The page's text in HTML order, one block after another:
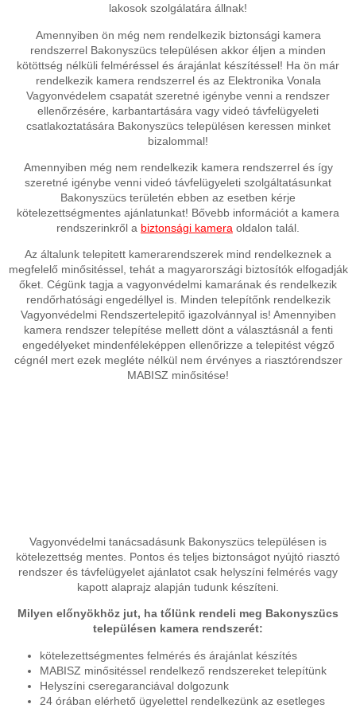
lakosok szolgálatára állnak!
Amennyiben ön még nem rendelkezik biztonsági kamera
rendszerrel Bakonyszücs településen akkor éljen a minden
kötöttség nélküli felméréssel és árajánlat készítéssel! Ha ön már
rendelkezik kamera rendszerrel és az Elektronika Vonala
Vagyonvédelem csapatát szeretné igénybe venni a rendszer
ellenőrzésére, karbantartására vagy videó távfelügyeleti
csatlakoztatására Bakonyszücs településen keressen minket
bizalommal!
Amennyiben még nem rendelkezik kamera rendszerrel és így
szeretné igénybe venni videó távfelügyeleti szolgáltatásunkat
Bakonyszücs területén ebben az esetben kérje
kötelezettségmentes ajánlatunkat! Bővebb információt a kamera
rendszerinkről a biztonsági kamera oldalon talál.
Az általunk telepitett kamerarendszerek mind rendelkeznek a
megfelelő minősitéssel, tehát a magyarországi biztosítók elfogadják
őket. Cégünk tagja a vagyonvédelmi kamarának és rendelkezik
rendőrhatósági engedéllyel is. Minden telepítőnk rendelkezik
Vagyonvédelmi Rendszertelepitő igazolvánnyal is! Amennyiben
kamera rendszer telepítése mellett dönt a választásnál a fenti
engedélyeket mindenféleképpen ellenőrizze a telepitést végző
cégnél mert ezek megléte nélkül nem érvényes a riasztórendszer
MABISZ minősitése!
Vagyonvédelmi tanácsadásunk Bakonyszücs településen is
kötelezettség mentes. Pontos és teljes biztonságot nyújtó riasztó
rendszer és távfelügyelet ajánlatot csak helyszíni felmérés vagy
kapott alaprajz alapján tudunk készíteni.
Milyen előnyökhöz jut, ha tőlünk rendeli meg Bakonyszücs
településen kamera rendszerét:
kötelezettségmentes felmérés és árajánlat készítés
MABISZ minősitéssel rendelkező rendszereket telepítünk
Helyszíni cseregaranciával dolgozunk
24 órában elérhető ügyelettel rendelkezünk az esetleges